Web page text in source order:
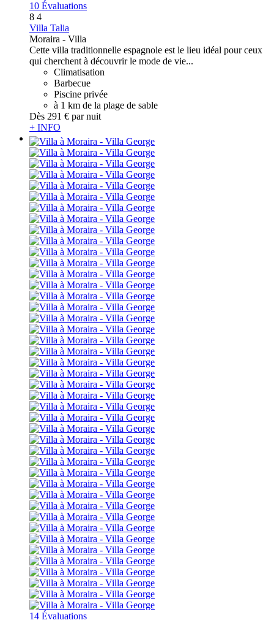
10 Évaluations
8 4
Villa Talia
Moraira - Villa
Cette villa traditionnelle espagnole est le lieu idéal pour ceux
qui cherchent à découvrir le mode de vie...
Climatisation
Barbecue
Piscine privée
à 1 km de la plage de sable
Dès 291 € par nuit
+ INFO
14 Évaluations